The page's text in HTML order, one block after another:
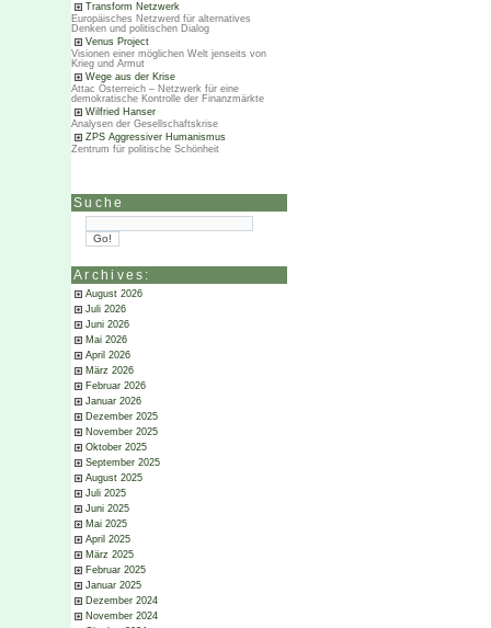
Transform Netzwerk
Europäisches Netzwerd für alternatives
Denken und politischen Dialog
Venus Project
Visionen einer möglichen Welt jenseits von
Krieg und Armut
Wege aus der Krise
Attac Österreich – Netzwerk für eine
demokratische Kontrolle der Finanzmärkte
Wilfried Hanser
Analysen der Gesellschaftskrise
ZPS Aggressiver Humanismus
Zentrum für politische Schönheit
Suche
Archives:
August 2026
Juli 2026
Juni 2026
Mai 2026
April 2026
März 2026
Februar 2026
Januar 2026
Dezember 2025
November 2025
Oktober 2025
September 2025
August 2025
Juli 2025
Juni 2025
Mai 2025
April 2025
März 2025
Februar 2025
Januar 2025
Dezember 2024
November 2024